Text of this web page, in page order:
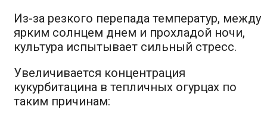
Из-за резкого перепада температур, между
ярким солнцем днем и прохладой ночи,
культура испытывает сильный стресс.
Увеличивается концентрация
кукурбитацина в тепличных огурцах по
таким причинам: